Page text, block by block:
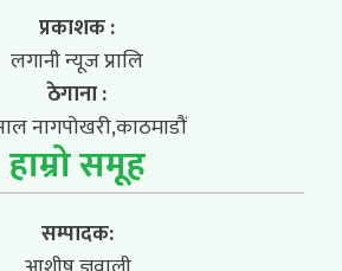
प्रकाशक :
लगानी न्यूज प्रालि
ठेगाना :
नागपोखरी,काठमाडौं
हाम्रो समूह
सम्पादक: